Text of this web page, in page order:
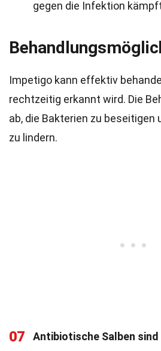
gegen die Infektion
Impetigo kann effektiv
rechtzeitig erkannt wird. Die
ab, die Bakterien zu beseitigen
zu lindern.
07
Antibiotische Salben